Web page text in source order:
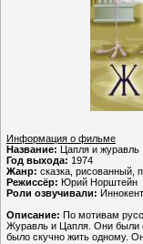
Информация о фильме
Название: Цапля и журавль
Год выхода: 1974
Жанр: сказка, рисованный,
Режиссёр: Юрий Норштейн
Роли озвучивали:
Описание: По мотивам
Журавль и Цапля. Они были
было скучно жить одному.